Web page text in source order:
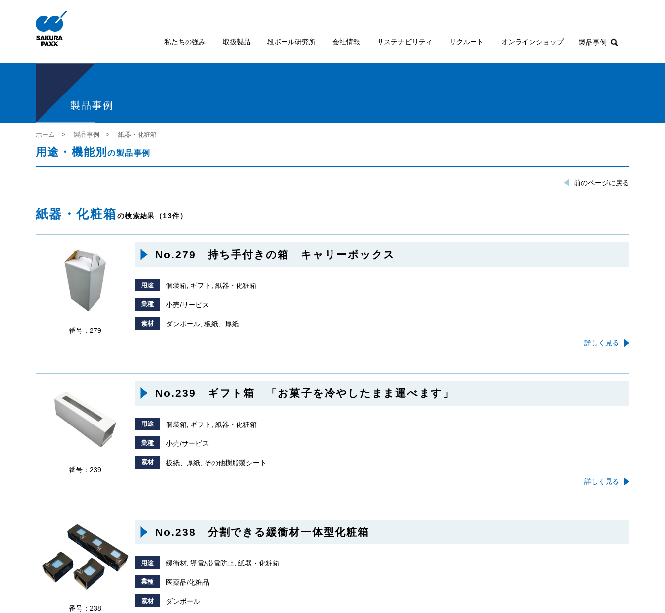
私たちの強み 取扱製品 段ボール研究所 会社情報 サステナビリティ リクルート オンラインショップ 製品事例
製品事例
ホーム 製品事例 紙器・化粧箱
用途・機能別の製品事例
前のページに戻る
紙器・化粧箱の検索結果（13件）
番号：279
No.279 持ち手付きの箱 キャリーボックス
用途 個装箱, ギフト, 紙器・化粧箱
業種 小売/サービス
素材 ダンボール, 板紙、厚紙
詳しく見る
番号：239
No.239 ギフト箱 「お菓子を冷やしたまま運べます」
用途 個装箱, ギフト, 紙器・化粧箱
業種 小売/サービス
素材 板紙、厚紙, その他樹脂製シート
詳しく見る
番号：238
No.238 分割できる緩衝材一体型化粧箱
用途 緩衝材, 導電/帯電防止, 紙器・化粧箱
業種 医薬品/化粧品
素材 ダンボール